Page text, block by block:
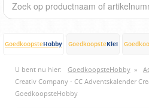
GoedkoopsteHobby GoedkoopsteKlei
U bent nu hier: GoedkoopsteHobby »
Creativ Company - CC Adventskalender
GoedkoopsteHobby